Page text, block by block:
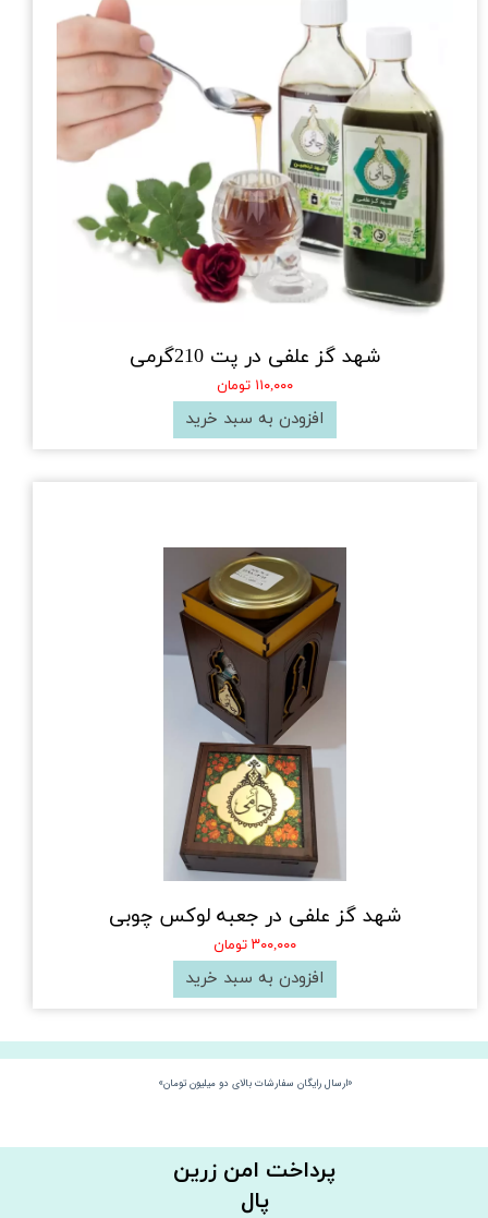
شهد گز علفی در پت 210گرمی
۱۱۰,۰۰۰ تومان
افزودن به سبد خرید
شهد گز علفی در جعبه لوکس چوبی
۳۰۰,۰۰۰ تومان
افزودن به سبد خرید
«ارسال رایگان سفارشات بالای دو میلیون تومان»
​​پرداخت امن زرین
پال